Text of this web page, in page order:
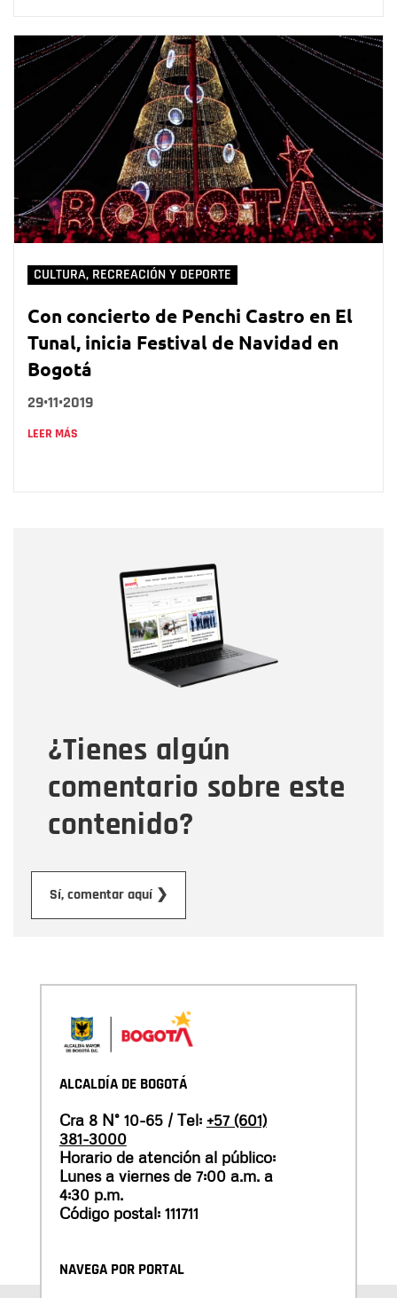
CULTURA, RECREACIÓN Y DEPORTE
Con concierto de Penchi Castro en El
Tunal, inicia Festival de Navidad en
Bogotá
29•11•2019
LEER MÁS
¿Tienes algún
comentario sobre este
contenido?
Sí, comentar aquí ❯
Correo electrónico
Tipo de comentario
Mensaje
ALCALDÍA DE BOGOTÁ
Cra 8 N° 10-65 / Tel: +57 (601)
381-3000
Horario de atención al público:
Lunes a viernes de 7:00 a.m. a
4:30 p.m.
Código postal: 111711
NAVEGA POR PORTAL